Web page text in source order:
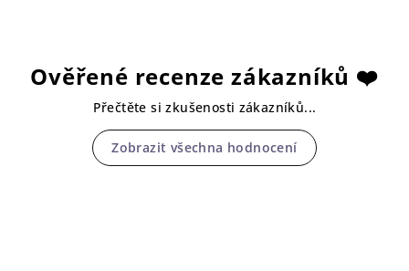
Ověřené recenze zákazníků ❤️
Přečtěte si zkušenosti zákazníků...
Zobrazit všechna hodnocení